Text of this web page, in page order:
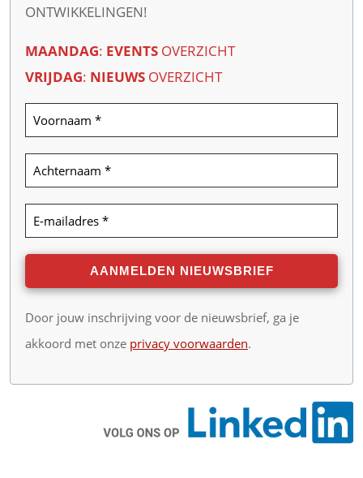
ONTWIKKELINGEN!
MAANDAG: EVENTS OVERZICHT
VRIJDAG: NIEUWS OVERZICHT
Door jouw inschrijving voor de nieuwsbrief, ga je
akkoord met onze privacy voorwaarden.